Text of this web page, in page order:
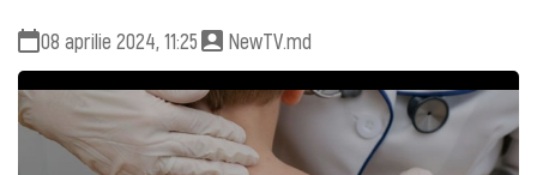
08 aprilie 2024, 11:25 NewTV.md